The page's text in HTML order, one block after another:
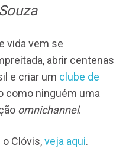
vida vem se
abrir centenas
e criar um clube de
como ninguém uma
omnichannel.
Clóvis,veja aqui.